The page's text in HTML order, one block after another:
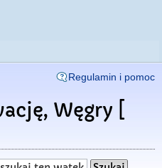
Regulamin i pomoc
Węgry [